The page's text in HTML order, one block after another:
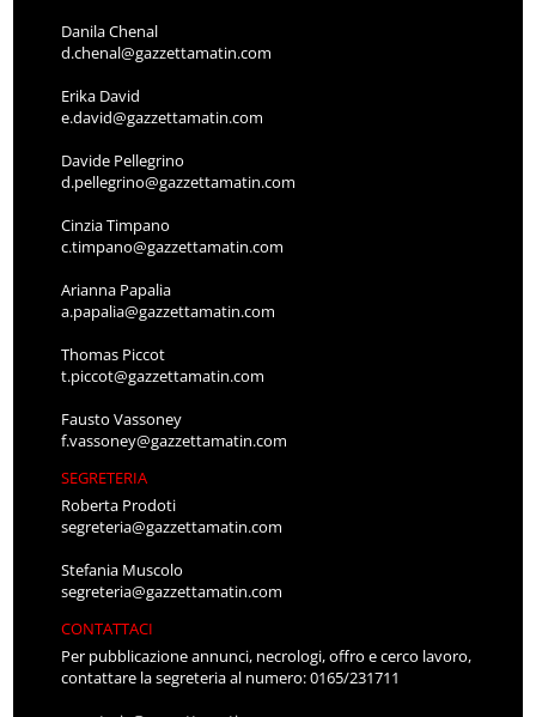
Danila Chenal
d.chenal@gazzettamatin.com
Erika David
e.david@gazzettamatin.com
Davide Pellegrino
d.pellegrino@gazzettamatin.com
Cinzia Timpano
c.timpano@gazzettamatin.com
Arianna Papalia
a.papalia@gazzettamatin.com
Thomas Piccot
t.piccot@gazzettamatin.com
Fausto Vassoney
f.vassoney@gazzettamatin.com
SEGRETERIA
Roberta Prodoti
segreteria@gazzettamatin.com
Stefania Muscolo
segreteria@gazzettamatin.com
CONTATTACI
Per pubblicazione annunci, necrologi, offro e cerco lavoro,
contattare la segreteria al numero: 0165/231711